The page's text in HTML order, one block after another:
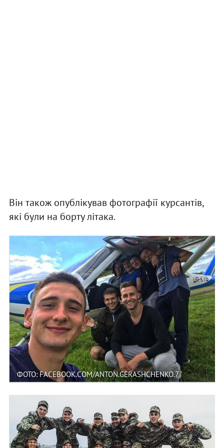
Він також опублікував фотографії курсантів,
які були на борту літака.
ФОТО: FACEBOOK.COM/ANTON.GERASHCHENKO.7